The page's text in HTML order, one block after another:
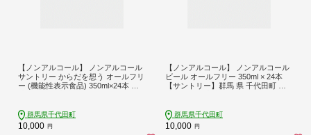
【ノンアルコール】 ノンアルコール
サントリー からだを想う オールフリ
ー (機能性表示食品) 350ml×24本 ※
群馬県千代田町
10,000 円
【ノンアルコール】 ノンアルコール
ビール オールフリー 350ml × 24本
【サントリー】群馬 県 千代田町 ※
群馬県千代田町
10,000 円